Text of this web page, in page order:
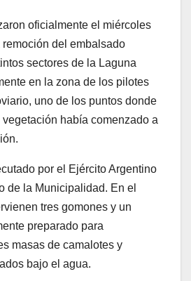
oficialmente el miércoles
del embalsado
sectores de la Laguna
en la zona de los pilotes
uno de los puntos donde
vegetación había comenzado a
por el Ejército Argentino
de la Municipalidad. En el
tres gomones y un
preparado para
masas de camalotes y
bajo el agua.